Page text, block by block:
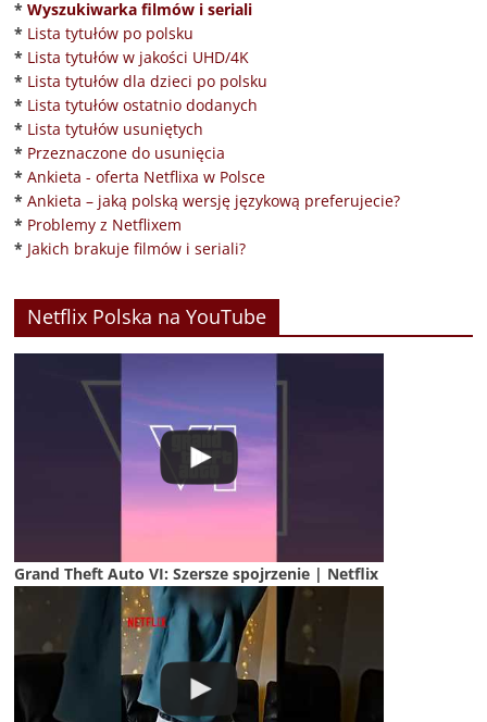
* Wyszukiwarka filmów i seriali
* Lista tytułów po polsku
* Lista tytułów w jakości UHD/4K
* Lista tytułów dla dzieci po polsku
* Lista tytułów ostatnio dodanych
* Lista tytułów usuniętych
* Przeznaczone do usunięcia
* Ankieta - oferta Netflixa w Polsce
* Ankieta – jaką polską wersję językową preferujecie?
* Problemy z Netflixem
* Jakich brakuje filmów i seriali?
Netflix Polska na YouTube
Grand Theft Auto VI: Szersze spojrzenie | Netflix